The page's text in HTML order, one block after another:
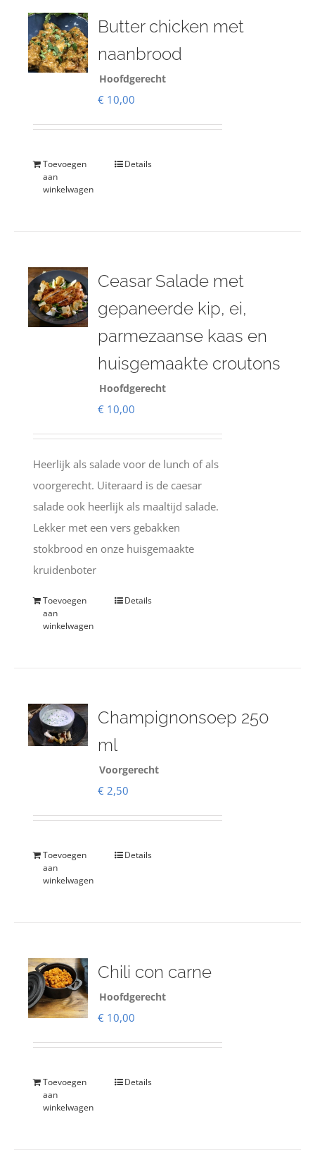
Butter chicken met
naanbrood
Hoofdgerecht
€ 10,00
Toevoegen
aan
winkelwagen
Details
Ceasar Salade met
gepaneerde kip, ei,
parmezaanse kaas en
huisgemaakte croutons
Hoofdgerecht
€ 10,00
Heerlijk als salade voor de lunch of als
voorgerecht. Uiteraard is de caesar
salade ook heerlijk als maaltijd salade.
Lekker met een vers gebakken
stokbrood en onze huisgemaakte
kruidenboter
Toevoegen
aan
winkelwagen
Details
Champignonsoep 250
ml
Voorgerecht
€ 2,50
Toevoegen
aan
winkelwagen
Details
Chili con carne
Hoofdgerecht
€ 10,00
Toevoegen
aan
winkelwagen
Details